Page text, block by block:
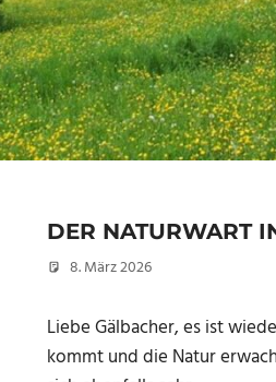
DER NATURWART
8. März 2026
Liebe Gälbacher, es ist
kommt und die Natur